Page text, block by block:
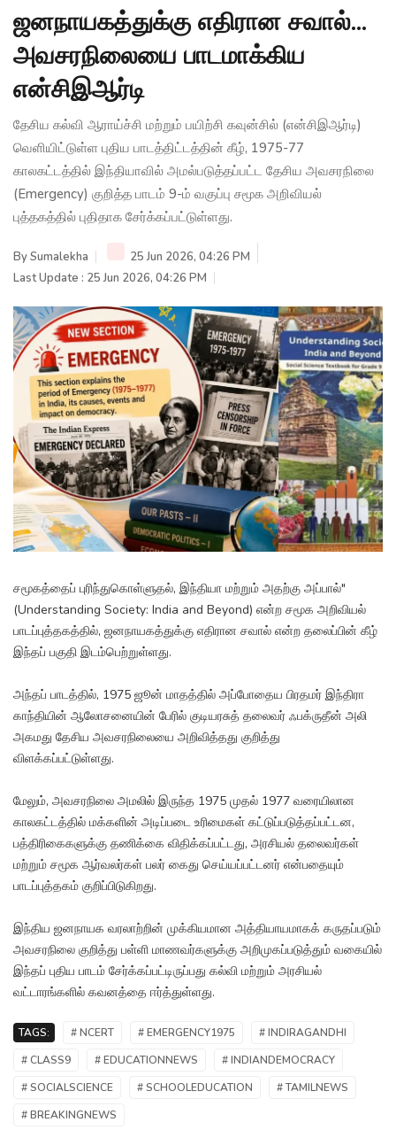
ஜனநாயகத்துக்கு எதிரான சவால்...
அவசரநிலையை பாடமாக்கிய
என்சிஇஆர்டி
தேசிய கல்வி ஆராய்ச்சி மற்றும் பயிற்சி கவுன்சில் (என்சிஇஆர்டி)
வெளியிட்டுள்ள புதிய பாடத்திட்டத்தின் கீழ், 1975-77
காலகட்டத்தில் இந்தியாவில் அமல்படுத்தப்பட்ட தேசிய அவசரநிலை
(Emergency) குறித்த பாடம் 9-ம் வகுப்பு சமூக அறிவியல்
புத்தகத்தில் புதிதாக சேர்க்கப்பட்டுள்ளது.
BySumalekha
25 Jun 2026, 04:26 PM
Last Update : 25 Jun 2026, 04:26 PM
சமூகத்தைப் புரிந்துகொள்ளுதல், இந்தியா மற்றும் அதற்கு அப்பால்"
(Understanding Society: India and Beyond) என்ற சமூக அறிவியல்
பாடப்புத்தகத்தில், ஜனநாயகத்துக்கு எதிரான சவால் என்ற தலைப்பின் கீழ்
இந்தப் பகுதி இடம்பெற்றுள்ளது.
அந்தப் பாடத்தில், 1975 ஜூன் மாதத்தில் அப்போதைய பிரதமர் இந்திரா
காந்தியின் ஆலோசனையின் பேரில் குடியரசுத் தலைவர் ஃபக்ருதீன் அலி
அகமது தேசிய அவசரநிலையை அறிவித்தது குறித்து
விளக்கப்பட்டுள்ளது.
மேலும், அவசரநிலை அமலில் இருந்த 1975 முதல் 1977 வரையிலான
காலகட்டத்தில் மக்களின் அடிப்படை உரிமைகள் கட்டுப்படுத்தப்பட்டன,
பத்திரிகைகளுக்கு தணிக்கை விதிக்கப்பட்டது, அரசியல் தலைவர்கள்
மற்றும் சமூக ஆர்வலர்கள் பலர் கைது செய்யப்பட்டனர் என்பதையும்
பாடப்புத்தகம் குறிப்பிடுகிறது.
இந்திய ஜனநாயக வரலாற்றின் முக்கியமான அத்தியாயமாகக் கருதப்படும்
அவசரநிலை குறித்து பள்ளி மாணவர்களுக்கு அறிமுகப்படுத்தும் வகையில்
இந்தப் புதிய பாடம் சேர்க்கப்பட்டிருப்பது கல்வி மற்றும் அரசியல்
வட்டாரங்களில் கவனத்தை ஈர்த்துள்ளது.
TAGS: # NCERT # EMERGENCY1975
# INDIRAGANDHI
# CLASS9
# EDUCATIONNEWS
# INDIANDEMOCRACY
# SOCIALSCIENCE
# SCHOOLEDUCATION
# TAMILNEWS
# BREAKINGNEWS